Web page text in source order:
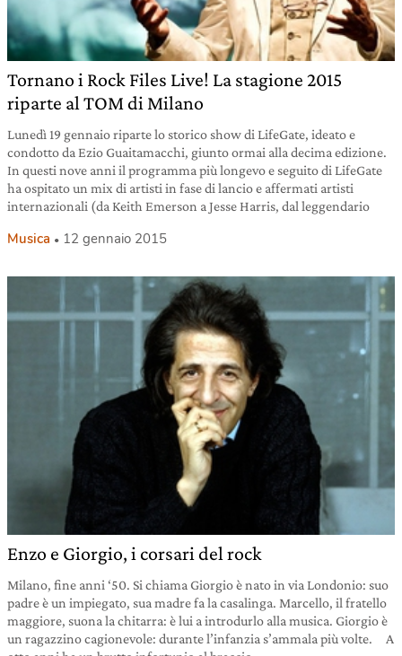
Tornano i Rock Files Live! La stagione 2015
riparte al TOM di Milano
Lunedì 19 gennaio riparte lo storico show di LifeGate, ideato e
condotto da Ezio Guaitamacchi, giunto ormai alla decima edizione.
In questi nove anni il programma più longevo e seguito di LifeGate
ha ospitato un mix di artisti in fase di lancio e affermati artisti
internazionali (da Keith Emerson a Jesse Harris, dal leggendario
Musica 12 gennaio 2015
Enzo e Giorgio, i corsari del rock
Milano, fine anni ‘50. Si chiama Giorgio è nato in via Londonio: suo
padre è un impiegato, sua madre fa la casalinga. Marcello, il fratello
maggiore, suona la chitarra: è lui a introdurlo alla musica. Giorgio è
un ragazzino cagionevole: durante l’infanzia s’ammala più volte. A